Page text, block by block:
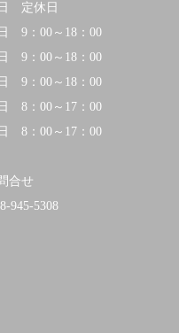
定休日
9：00～18：00
9：00～18：00
9：00～18：00
8：00～17：00
8：00～17：00
合せ
945-5308